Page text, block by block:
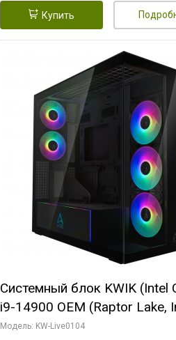
Купить
Системный блок KWIK (Intel
i9-14900 OEM (Raptor Lake,
C24 16EC/8PC// 64 ГБ ОЗУ (2
Модель: KW-Live0104